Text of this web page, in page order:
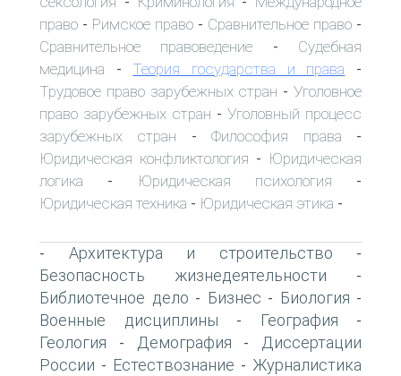
право - Римское право - Сравнительное право -
Сравнительное правоведение - Судебная
медицина - Теория государства и права -
Трудовое право зарубежных стран -Уголовное
право зарубежных стран - Уголовный процесс
зарубежных стран -Философия права -
Юридическая конфликтология - Юридическая
логика - Юридическая психология -
Юридическая техника - Юридическая этика -
- Архитектура и строительство -
Безопасность жизнедеятельности -
Библиотечное дело - Бизнес - Биология -
Военные дисциплины - География -
Геология - Демография -
Диссертации
России - Естествознание - Журналистика